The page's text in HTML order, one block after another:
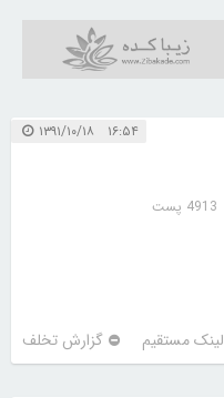
۱۶:۵۴ ۱۳۹۱/۱۰/۱۸
4913 پست
لینک مستقیم گزارش تخلف